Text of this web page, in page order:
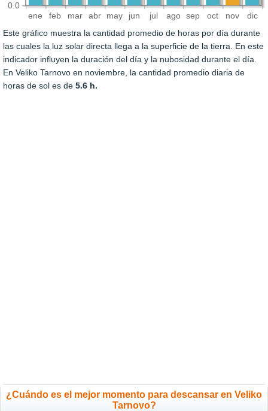
ene feb mar abr may jun jul ago sep oct nov dic
0.0
Este gráfico muestra la cantidad promedio de horas por día durante
las cuales la luz solar directa llega a la superficie de la tierra. En este
indicador influyen la duración del día y la nubosidad durante el día.
En Veliko Tarnovo en noviembre, la cantidad promedio diaria de
horas de sol es de 5.6 h.
¿Cuándo es el mejor momento para descansar en Veliko
Tarnovo?